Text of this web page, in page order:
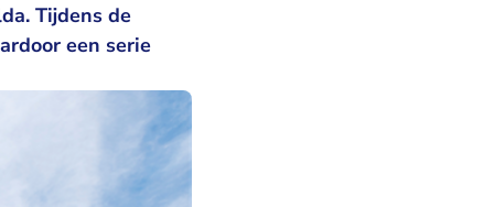
Tijdens de
een serie